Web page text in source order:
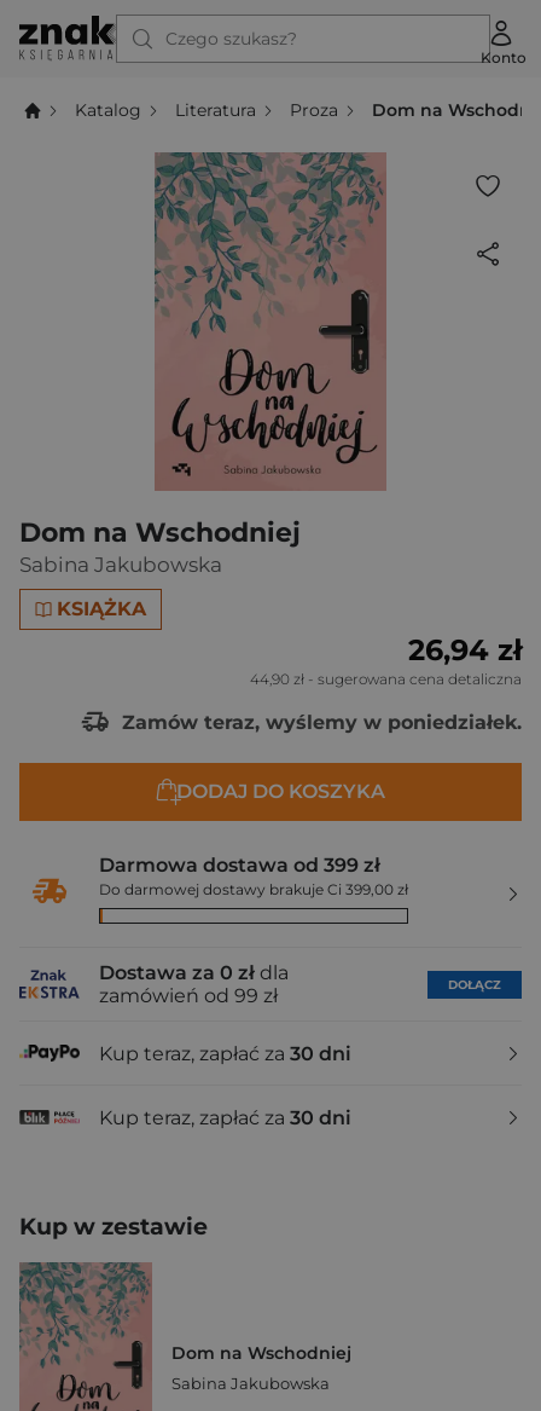
Czego szukasz?
Konto
Katalog Literatura Proza Dom na
Dom na Wschodniej
Sabina Jakubowska
KSIĄŻKA
26,94 zł
44,90 zł - sugerowana cena detaliczna
Zamów teraz, wyślemy w poniedziałek.
DODAJ DO KOSZYKA
Darmowa dostawa od 399 zł
Do darmowej dostawy brakuje Ci 399,00 zł
Dostawa za 0 zł dla
zamówień od 99 zł
DOŁĄCZ
Kup teraz, zapłać za 30 dni
Kup teraz, zapłać za 30 dni
Kup w zestawie
Dom na Wschodniej
Sabina Jakubowska